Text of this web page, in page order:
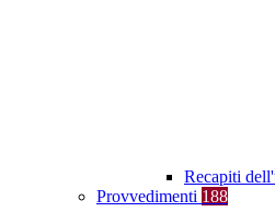
Recapiti
Provvedimenti 188